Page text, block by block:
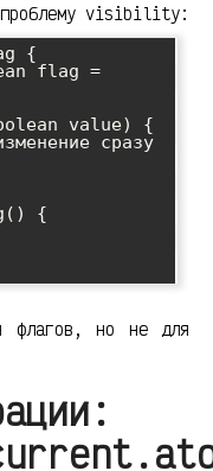
проблему visibility:
{
флагов, но не для